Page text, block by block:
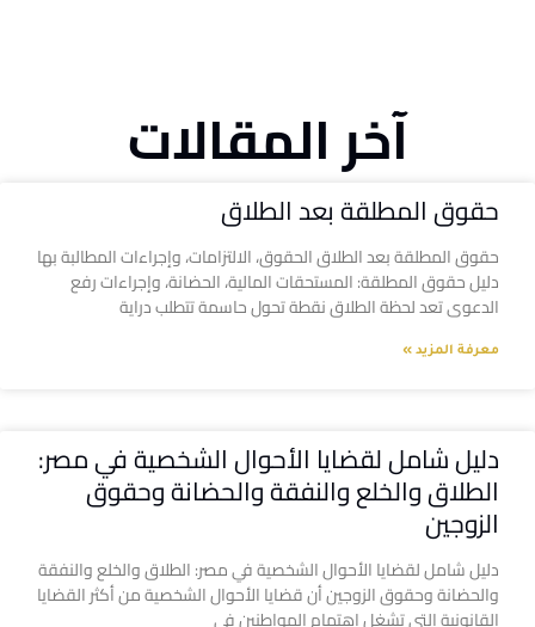
آخر المقالات
حقوق المطلقة بعد الطلاق
حقوق المطلقة بعد الطلاق الحقوق، الالتزامات، وإجراءات المطالبة بها
دليل حقوق المطلقة: المستحقات المالية، الحضانة، وإجراءات رفع
الدعوى تعد لحظة الطلاق نقطة تحول حاسمة تتطلب دراية
معرفة المزيد »
دليل شامل لقضايا الأحوال الشخصية في مصر:
الطلاق والخلع والنفقة والحضانة وحقوق
الزوجين
دليل شامل لقضايا الأحوال الشخصية في مصر: الطلاق والخلع والنفقة
والحضانة وحقوق الزوجين أن قضايا الأحوال الشخصية من أكثر القضايا
القانونية التي تشغل اهتمام المواطنين في